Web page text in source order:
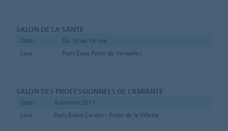
SALON DE LA SANTE
Date :
Du 16 au 18 mai
Lieu :
Paris Expo Porte de Versailles
SALON DES PROFESSIONNELS DE L'AMIANTE
Date :
Automne 2017
Lieu :
Paris Event Center - Porte de la Villette